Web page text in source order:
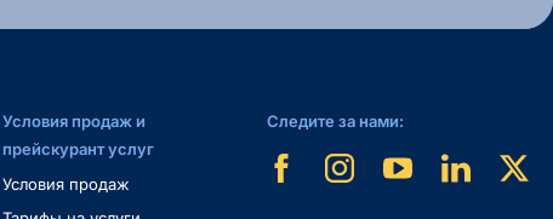
Условия продаж и
прейскурант услуг
Условия продаж
Следите за нами: